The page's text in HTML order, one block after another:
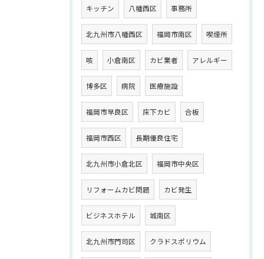
キッチン 八幡西区 事務所
北九州市八幡西区 福岡市南区 喫煙所
咳 小倉南区 カビ業者 アレルギー
博多区 病院 医療施設
福岡市早良区 床下カビ 合板
福岡市西区 長期優良住宅
北九州市小倉北区 福岡市中央区
リフォームカビ問題 カビ発生
ビジネスホテル 城南区
北九州市門司区 クラドスポリウム